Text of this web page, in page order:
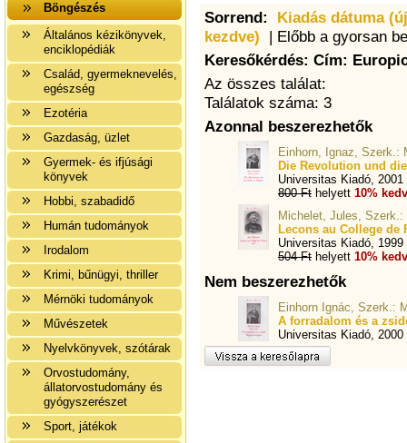
Böngészés
Általános kézikönyvek,
enciklopédiák
Család, gyermeknevelés,
egészség
Ezotéria
Gazdaság, üzlet
Gyermek- és ifjúsági
könyvek
Hobbi, szabadidő
Humán tudományok
Irodalom
Krimi, bűnügyi, thriller
Mérnöki tudományok
Művészetek
Nyelvkönyvek, szótárak
Orvostudomány,
állatorvostudomány és
gyógyszerészet
Sport, játékok
Sorrend:
Kiadás dátuma
kezdve) | Előbb a gyorsan
Keresőkérdés: Cím:
Az összes találat:
Találatok száma: 3
Azonnal beszerezhetők
Einhorn, Ignaz, Szerk.:
Die Revolution und
Universitas Kiadó, 2001
800 Ft helyett 10%
Michelet, Jules,
Lecons au College de
Universitas Kiadó, 1999
504 Ft helyett 10%
Nem beszerezhetők
Einhorn Ignác, Szerk.:
A forradalom és a
Universitas Kiadó, 2000